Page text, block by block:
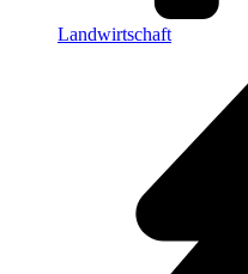
Landwirtschaft